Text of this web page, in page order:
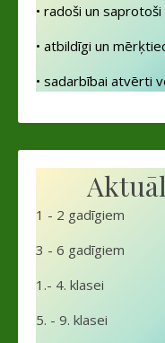
• radoši un
• atbildīgi un
• sadarbībai atvērti
1 - 2 gadīgiem
3 - 6 gadīgiem
1.- 4. klasei
5. - 9. klasei